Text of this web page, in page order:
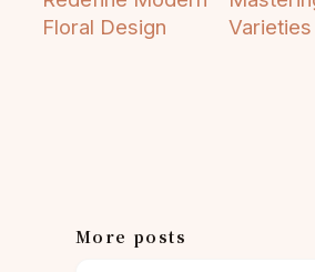
Floral Design
More posts